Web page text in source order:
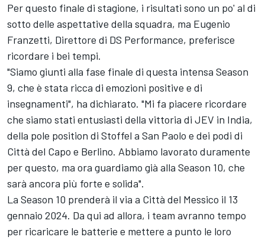
Per questo finale di stagione, i risultati sono un po' al di
sotto delle aspettative della squadra, ma Eugenio
Franzetti, Direttore di DS Performance, preferisce
ricordare i bei tempi.
"Siamo giunti alla fase finale di questa intensa Season
9, che è stata ricca di emozioni positive e di
insegnamenti", ha dichiarato. "Mi fa piacere ricordare
che siamo stati entusiasti della vittoria di JEV in India,
della pole position di Stoffel a San Paolo e dei podi di
Città del Capo e Berlino. Abbiamo lavorato duramente
per questo, ma ora guardiamo già alla Season 10, che
sarà ancora più forte e solida".
La Season 10 prenderà il via a Città del Messico il 13
gennaio 2024. Da qui ad allora, i team avranno tempo
per ricaricare le batterie e mettere a punto le loro